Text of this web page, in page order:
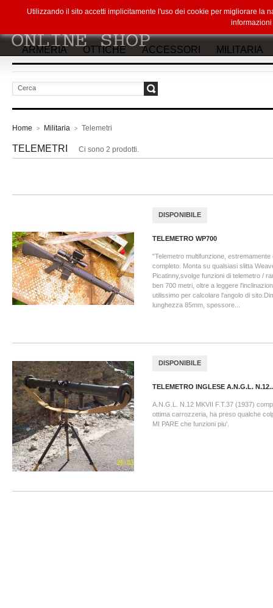
ARMERIA OTTICHE ACCESSORI MILITARIA
Home > Militaria > Telemetri
TELEMETRI Ci sono 2 prodotti.
DISPONIBILE
TELEMETRO WP700
"Telemetro multifunzione, estremamente
completo. Monta su qualsiasi slitta
Picatinny,svolge funzioni di telemetro /
ben 700 metri, oltre a leggere
utilissimo per calcolare l'angolo di
lunghezza 85mm, spessore...
DISPONIBILE
TELEMETRO INGLESE A.N.G.L.
A.N.G.L. N.12 MKVII F.T.37 (1937)
ottima carrozzeria, ha preso qualche
MI PARE che funzioni piu'.
Utilizzando il sito accetti implicitamente l'uso dei cookie per migliorare la
informazioni